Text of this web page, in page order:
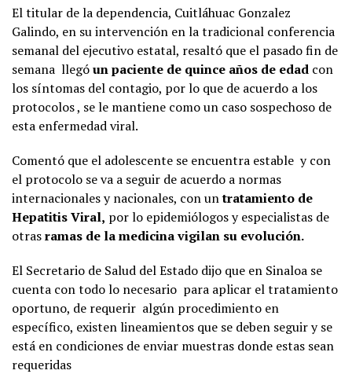
El titular de la dependencia, Cuitláhuac Gonzalez
Galindo, en su intervención en la tradicional conferencia
semanal del ejecutivo estatal, resaltó que el pasado fin de
semana llegóun paciente de quince años de edad con
los síntomas del contagio, por lo que de acuerdo a los
protocolos , se le mantiene como un caso sospechoso de
esta enfermedad viral.
Comentó que el adolescente se encuentra estable y con
el protocolo se va a seguir de acuerdo a normas
internacionales y nacionales, con untratamiento de
Hepatitis Viral, por lo epidemiólogos y especialistas de
otrasramas de la medicina vigilan su evolución.
El Secretario de Salud del Estado dijo que en Sinaloa se
cuenta con todo lo necesario para aplicar el tratamiento
oportuno, de requerir algún procedimiento en
específico, existen lineamientos que se deben seguir y se
está en condiciones de enviar muestras donde estas sean
requeridas